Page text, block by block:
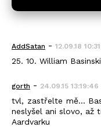
AddSatan - 12.09.18
25. 10. William
gorth - 24.09.15 13:19:46
tvl, zastřelte mě...
neslyšel ani slovo, až
Aardvarku